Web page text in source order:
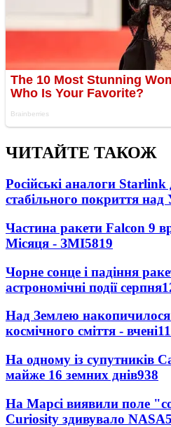
ЧИТАЙТЕ ТАКОЖ
Російські аналоги Starlink
стабільного покриття над
Частина ракети Falcon 9
Місяця - ЗМІ5819
Чорне сонце і падіння
астрономічні події серпня
Над Землею
космічного сміття - вчені
На одному із супутників
майже 16 земних днів938
На Марсі виявили поле
Curiosity здивувало NASA